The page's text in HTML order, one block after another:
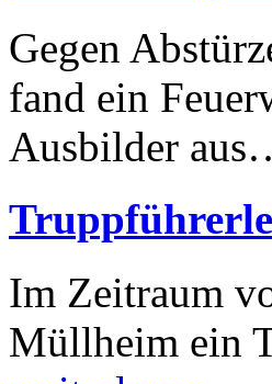
Gegen
fand ein
Ausbilder
Im Zeitraum
Müllheim ein